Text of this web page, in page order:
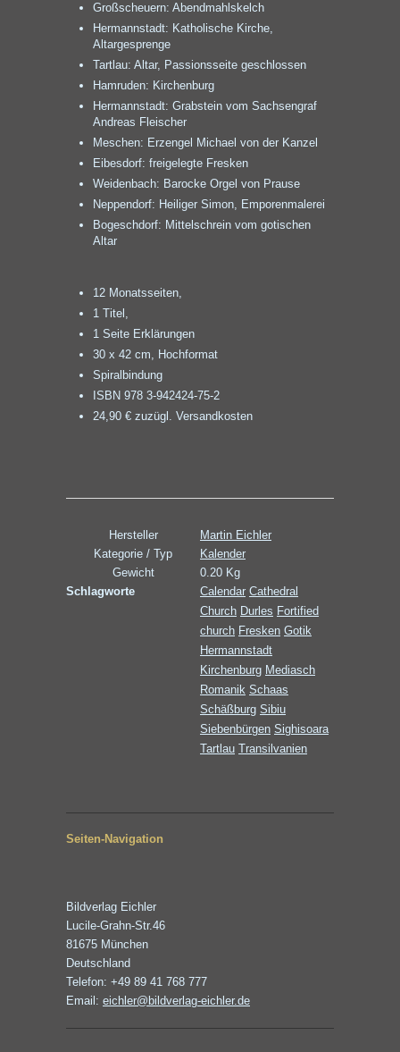
Großscheuern: Abendmahlskelch
Hermannstadt: Katholische Kirche,
Altargesprenge
Tartlau: Altar, Passionsseite geschlossen
Hamruden: Kirchenburg
Hermannstadt: Grabstein vom Sachsengraf
Andreas Fleischer
Meschen: Erzengel Michael von der Kanzel
Eibesdorf: freigelegte Fresken
Weidenbach: Barocke Orgel von Prause
Neppendorf: Heiliger Simon, Emporenmalerei
Bogeschdorf: Mittelschrein vom gotischen
Altar
12 Monatsseiten,
1 Titel,
1 Seite Erklärungen
30 x 42 cm, Hochformat
Spiralbindung
ISBN 978 3-942424-75-2
24,90 € zuzügl. Versandkosten
Hersteller
Martin Eichler
Kategorie / Typ
Kalender
Gewicht
0.20 Kg
Schlagworte
Calendar Cathedral
Church Durles Fortified
church Fresken Gotik
Hermannstadt
Kirchenburg Mediasch
Romanik Schaas
Schäßburg Sibiu
Siebenbürgen Sighisoara
Tartlau Transilvanien
Seiten-Navigation
Bildverlag Eichler
Lucile-Grahn-Str.46
81675 München
Deutschland
Telefon: +49 89 41 768 777
Email: eichler@bildverlag-eichler.de